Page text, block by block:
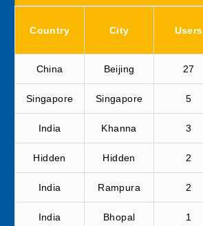
Country City Users
China Beijing 27
Singapore Singapore 5
India Khanna 3
Hidden Hidden 2
India Rampura 2
India Bhopal 1